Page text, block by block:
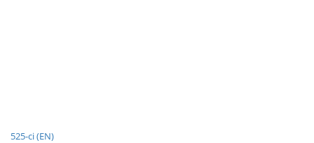
525-ci (EN)